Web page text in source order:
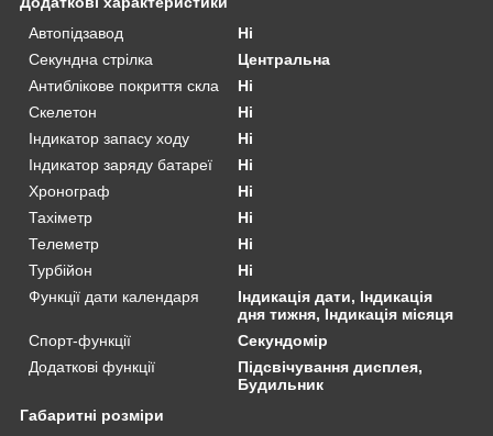
Автопідзавод
Ні
Секундна стрілка
Центральна
Антиблікове покриття скла
Ні
Скелетон
Ні
Індикатор запасу ходу
Ні
Індикатор заряду батареї
Ні
Хронограф
Ні
Тахіметр
Ні
Телеметр
Ні
Турбійон
Ні
Функції дати календаря
Індикація дати, Індикація
дня тижня, Індикація місяця
Спорт-функції
Секундомір
Додаткові функції
Підсвічування дисплея,
Будильник
Габаритні розміри